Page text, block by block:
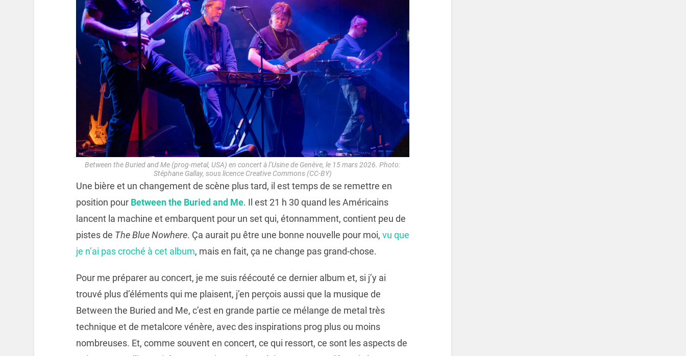
Between the Buried and Me (prog-metal, USA) en concert à l’Usine de Genève, le 15 mars 2026. Photo:
Stéphane Gallay, sous licence Creative Commons (CC-BY)
Une bière et un changement de scène plus tard, il est temps de se remettre en
position pour Between the Buried and Me. Il est 21 h 30 quand les Américains
lancent la machine et embarquent pour un set qui, étonnamment, contient peu de
pistes de The Blue Nowhere. Ça aurait pu être une bonne nouvelle pour moi, vu que
je n’ai pas croché à cet album, mais en fait, ça ne change pas grand-chose.
Pour me préparer au concert, je me suis réécouté ce dernier album et, si j’y ai
trouvé plus d’éléments qui me plaisent, j’en perçois aussi que la musique de
Between the Buried and Me, c’est en grande partie ce mélange de metal très
technique et de metalcore vénère, avec des inspirations prog plus ou moins
nombreuses. Et, comme souvent en concert, ce qui ressort, ce sont les aspects de